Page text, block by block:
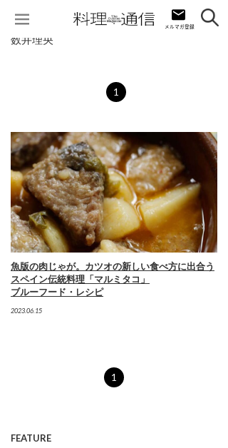
数井理央
1
魚版の肉じゃが。カツオの新しい食べ方に出合う
スペイン伝統料理「マルミタコ」
ブルーフード・レシピ
2023.06.15
1
FEATURE